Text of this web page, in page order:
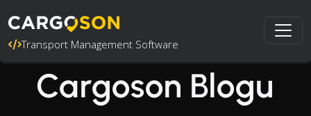
Transport Management Software
Cargoson Blogu